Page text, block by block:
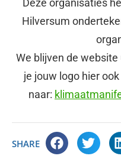
Deze organisaties
Hilversum
We blijven de website
je jouw logo hier
naar:
SHARE